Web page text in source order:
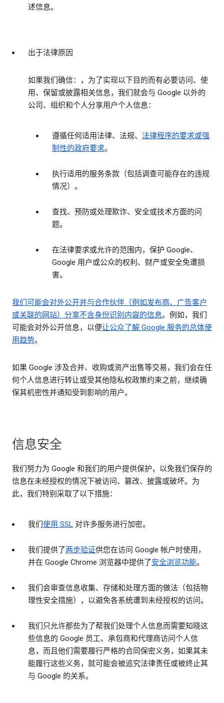
述信息。
出于法律原因
如果我们确信：，为了实现以下目的而有必要访问、使
用、保留或披露相关信息，我们就会与 Google 以外的
公司、组织和个人分享用户个人信息：
遵循任何适用法律、法规、 法律程序的要求或强
制性的政府要求。
执行适用的服务条款（包括调查可能存在的违规
情况）。
查找、预防或处理欺诈、安全或技术方面的问
题。
在法律要求或允许的范围内，保护 Google、
Google 用户或公众的权利、财产或安全免遭损
害。
我们可能会对外公开并与合作伙伴（例如发布商、广告客户
或关联的网站）分享不含身份识别内容的信息。例如，我们
可能会对外公开信息，以便让公众了解 Google 服务的总体使
用趋势。
如果 Google 涉及合并、收购或资产出售等交易，我们会在任
何个人信息进行转让或受其他隐私权政策约束之前，继续确
保其机密性并通知受到影响的用户。
信息安全
我们努力为 Google 和我们的用户提供保护，以免我们保存的
信息在未经授权的情况下被访问、篡改、披露或破坏。为
此，我们特别采取了以下措施：
我们使用 SSL 对许多服务进行加密。
我们提供了两步验证供您在访问 Google 帐户时使用，
并在 Google Chrome 浏览器中提供了安全浏览功能。
我们会审查信息收集、存储和处理方面的做法（包括物
理性安全措施），以避免各系统遭到未经授权的访问。
我们只允许那些为了帮我们处理个人信息而需要知晓这
些信息的 Google 员工、承包商和代理商访问个人信
息，而且他们需要履行严格的合同保密义务，如果其未
能履行这些义务，就可能会被追究法律责任或被终止其
与 Google 的关系。